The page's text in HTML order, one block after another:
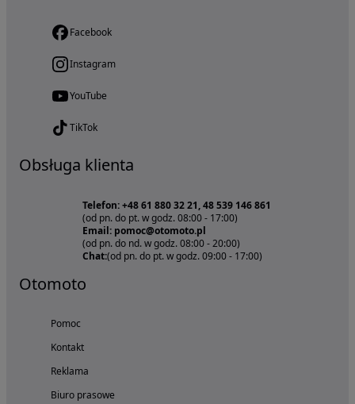
Facebook
Instagram
YouTube
TikTok
Obsługa klienta
Telefon: +48 61 880 32 21, 48 539 146 861
(od pn. do pt. w godz. 08:00 - 17:00)
Email: pomoc@otomoto.pl
(od pn. do nd. w godz. 08:00 - 20:00)
Chat:(od pn. do pt. w godz. 09:00 - 17:00)
Otomoto
Pomoc
Kontakt
Reklama
Biuro prasowe